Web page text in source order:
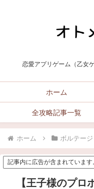
恋愛アプリゲーム（乙女
ホーム
全攻略記事一覧
ホーム ボルテージ
記事内に広告が含まれています
【王子様のプロ